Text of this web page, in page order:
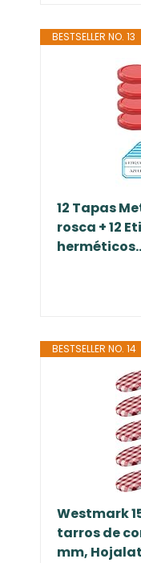
BESTSELLER NO. 13
12 Tapas
rosca + 12
BESTSELLER NO. 14
Westmark
tarros de
mm,